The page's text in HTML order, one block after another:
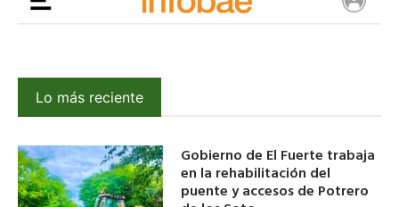
Lo más reciente
Gobierno de El Fuerte trabaja
en la rehabilitación del
puente y accesos de Potrero